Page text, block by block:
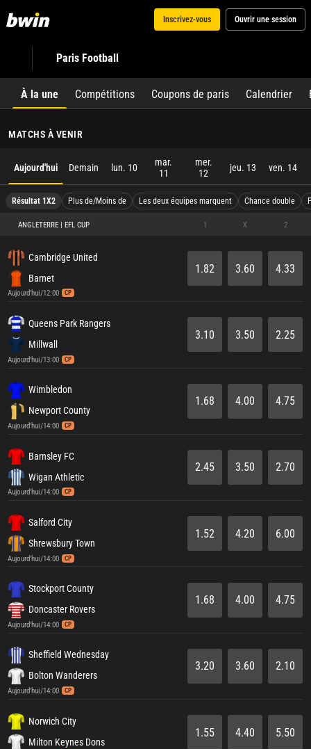
Inscrivez-vous Ouvrir une session
Paris Football
À la une Compétitions Coupons de paris Calendrier
MATCHS À VENIR
Aujourd'hui Demain lun. 10
mar.
11
mer.
12
jeu. 13 ven. 14
Résultat 1X2 Plus de/Moins de Les deux équipes marquent Chance double
ANGLETERRE | EFL CUP 1 X 2
Cambridge United
Barnet
Aujourd'hui/12:00 CP
1.82 3.60 4.33
Queens Park Rangers
Millwall
Aujourd'hui/13:00 CP
3.10 3.50 2.25
Wimbledon
Newport County
Aujourd'hui/14:00 CP
1.68 4.00 4.75
Barnsley FC
Wigan Athletic
Aujourd'hui/14:00 CP
2.45 3.50 2.70
Salford City
Shrewsbury Town
Aujourd'hui/14:00 CP
1.52 4.20 6.00
Stockport County
Doncaster Rovers
Aujourd'hui/14:00 CP
1.68 4.00 4.75
Sheffield Wednesday
Bolton Wanderers
Aujourd'hui/14:00 CP
3.20 3.60 2.10
Norwich City
Milton Keynes Dons
1.55 4.40 5.50